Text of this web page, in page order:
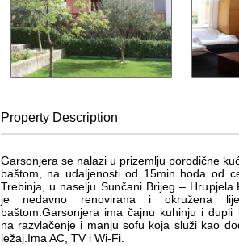
Property Description
Garsonjera se nalazi u prizemlju porodične
baštom, na udaljenosti od 15min hoda od
Trebinja, u naselju Sunčani Brijeg –
je nedavno renovirana i okružena
baštom.Garsonjera ima čajnu kuhinju i dupli
na razvlačenje i manju sofu koja služi kao
ležaj.Ima AC, TV i Wi-Fi.